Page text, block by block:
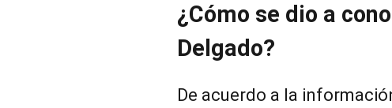
¿Cómo se dio a
Delgado?
De acuerdo a la